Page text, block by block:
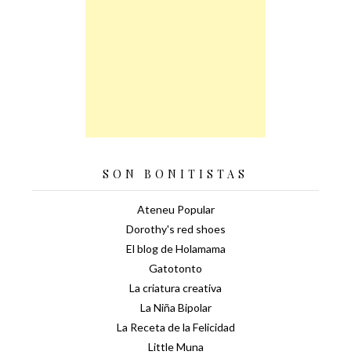
SON BONITISTAS
Ateneu Popular
Dorothy's red shoes
El blog de Holamama
Gatotonto
La criatura creativa
La Niña Bipolar
La Receta de la Felicidad
Little Muna